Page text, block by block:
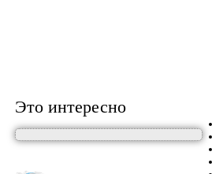
Это интересно